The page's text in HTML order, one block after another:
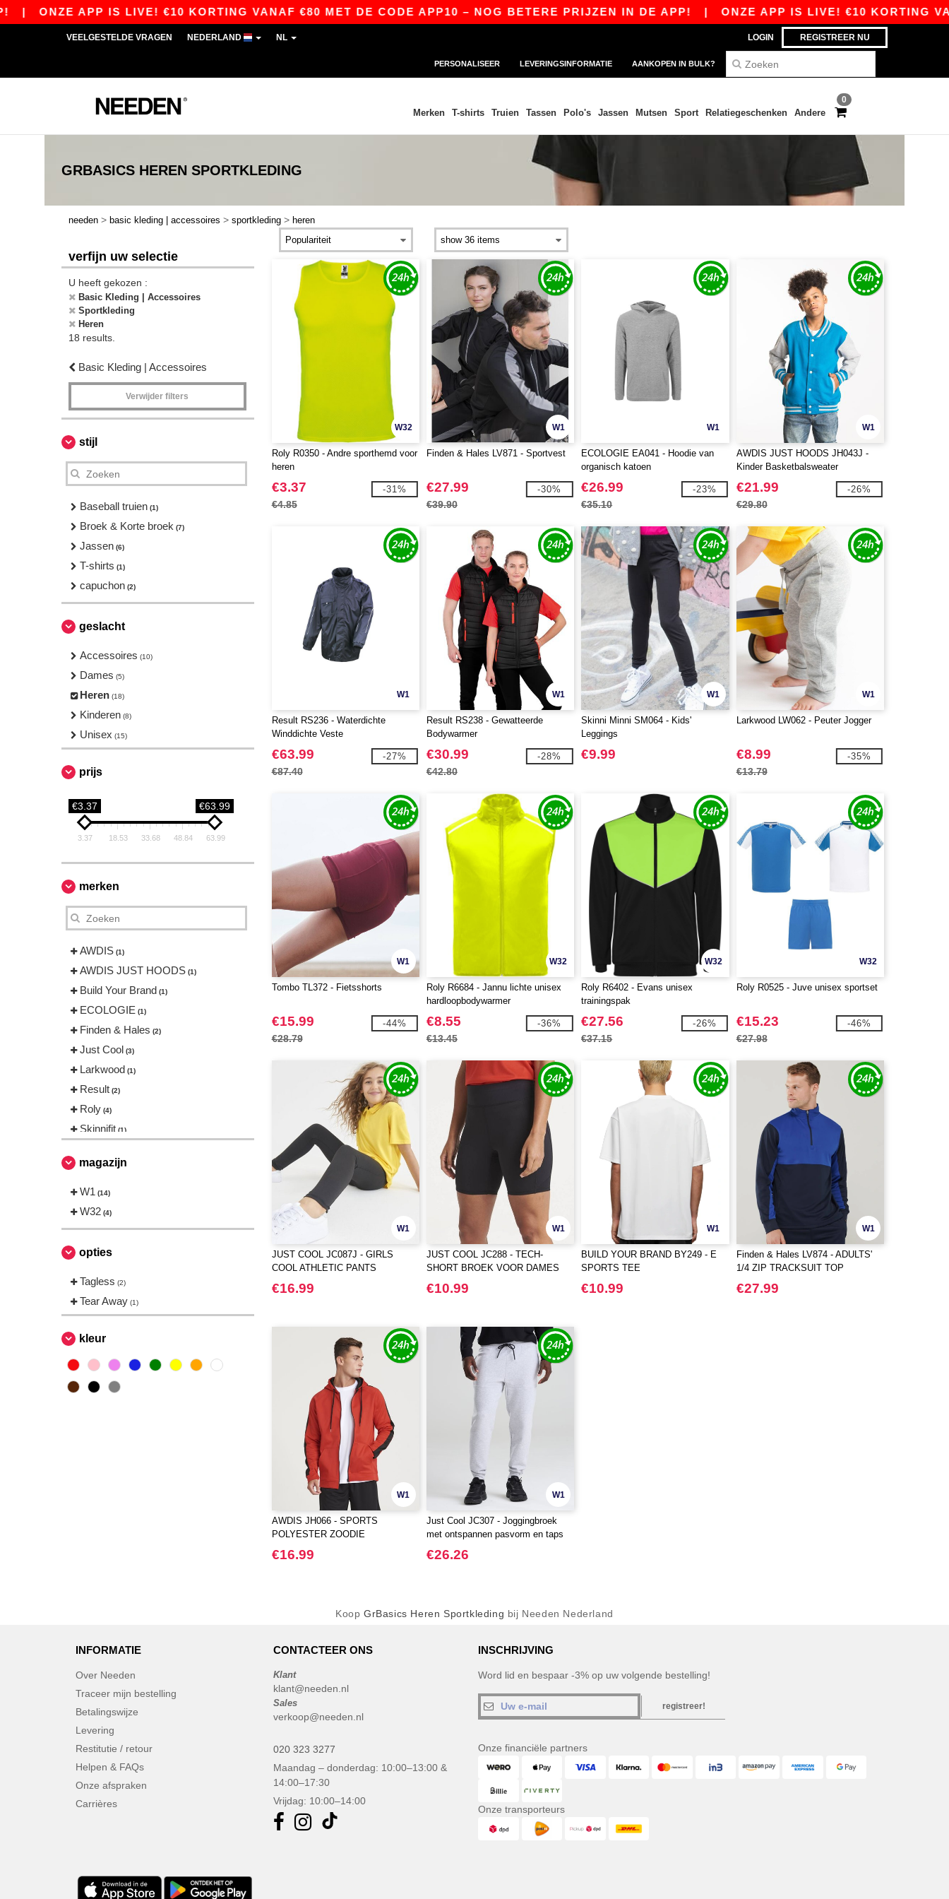
ONZE APP IS LIVE! €10 KORTING VANAF €80 MET DE CODE APP10 – NOG BETERE PRIJZEN IN DE APP! |ONZE APP IS LIVE! €10 KORTING
LOGIN REGISTREER NU
VEELGESTELDE VRAGEN NEDERLAND NL
PERSONALISEER LEVERINGSINFORMATIE AANKOPEN IN BULK?
0
Merken T-shirts Truien Tassen Polo's Jassen Mutsen Sport Relatiegeschenken Andere
GRBASICS HEREN SPORTKLEDING
needen > basic kleding | accessoires > sportkleding > heren
verfijn uw selectie
U heeft gekozen :
Basic Kleding | Accessoires
Sportkleding
Heren
18 results.
Basic Kleding | Accessoires
Verwijder filters
stijl
Baseball truien (1)
Broek & Korte broek (7)
Jassen (6)
T-shirts (1)
capuchon (2)
geslacht
Accessoires (10)
Dames (5)
Heren (18)
Kinderen (8)
Unisex (15)
prijs
€3.37 €63.99
3.37 18.53 33.68 48.84 63.99
merken
AWDIS (1)
AWDIS JUST HOODS (1)
Build Your Brand (1)
ECOLOGIE (1)
Finden & Hales (2)
Just Cool (3)
Larkwood (1)
Result (2)
Roly (4)
Skinnifit (1)
magazijn
W1 (14)
W32 (4)
opties
Tagless (2)
Tear Away (1)
kleur
W32
Roly R0350 - Andre sporthemd voor
heren
€3.37
€4.85
-31%
W1
Finden & Hales LV871 - Sportvest
€27.99
€39.90
-30%
W1
ECOLOGIE EA041 - Hoodie van
organisch katoen
€26.99
€35.10
-23%
W1
AWDIS JUST HOODS JH043J -
Kinder Basketbalsweater
€21.99
€29.80
-26%
W1
Result RS236 - Waterdichte
Winddichte Veste
€63.99
€87.40
-27%
W1
Result RS238 - Gewatteerde
Bodywarmer
€30.99
€42.80
-28%
W1
Skinni Minni SM064 - Kids'
Leggings
€9.99
W1
Larkwood LW062 - Peuter Jogger
€8.99
€13.79
-35%
W1
Tombo TL372 - Fietsshorts
€15.99
€28.79
-44%
W32
Roly R6684 - Jannu lichte unisex
hardloopbodywarmer
€8.55
€13.45
-36%
W32
Roly R6402 - Evans unisex
trainingspak
€27.56
€37.15
-26%
W32
Roly R0525 - Juve unisex sportset
€15.23
€27.98
-46%
W1
JUST COOL JC087J - GIRLS
COOL ATHLETIC PANTS
€16.99
W1
JUST COOL JC288 - TECH-
SHORT BROEK VOOR DAMES
VAN GERECYCLED MATERIAAL
€10.99
W1
BUILD YOUR BRAND BY249 - E
SPORTS TEE
€10.99
W1
Finden & Hales LV874 - ADULTS'
1/4 ZIP TRACKSUIT TOP
€27.99
W1
AWDIS JH066 - SPORTS
POLYESTER ZOODIE
€16.99
W1
Just Cool JC307 - Joggingbroek
met ontspannen pasvorm en taps
toelopende pijpen
€26.26
KoopGrBasics Heren Sportkleding bij Needen Nederland
INFORMATIE
Over Needen
Traceer mijn bestelling
Betalingswijze
Levering
Restitutie / retour
Helpen & FAQs
Onze afspraken
Carrières
CONTACTEER ONS
Klant
klant@needen.nl
Sales
verkoop@needen.nl
020 323 3277
Maandag – donderdag: 10:00–13:00 &
14:00–17:30
Vrijdag: 10:00–14:00
INSCHRIJVING
Word lid en bespaar -3% op uw volgende bestelling!
registreer!
Onze financiële partners
Onze transporteurs